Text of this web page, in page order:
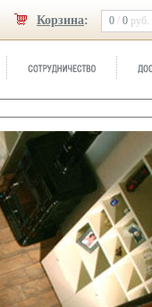
Корзина: 0 / 0 руб.